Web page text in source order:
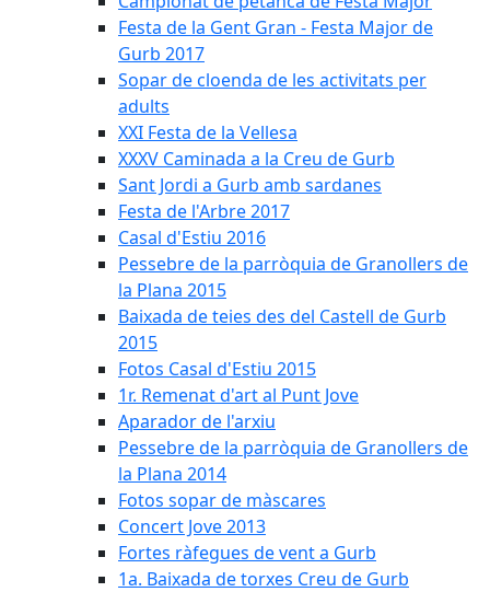
Festa de la Gent Gran - Festa Major de
Gurb 2017
Sopar de cloenda de les activitats per
adults
XXI Festa de la Vellesa
XXXV Caminada a la Creu de Gurb
Sant Jordi a Gurb amb sardanes
Festa de l'Arbre 2017
Casal d'Estiu 2016
Pessebre de la parròquia de Granollers de
la Plana 2015
Baixada de teies des del Castell de Gurb
2015
Fotos Casal d'Estiu 2015
1r. Remenat d'art al Punt Jove
Aparador de l'arxiu
Pessebre de la parròquia de Granollers de
la Plana 2014
Fotos sopar de màscares
Concert Jove 2013
Fortes ràfegues de vent a Gurb
1a. Baixada de torxes Creu de Gurb